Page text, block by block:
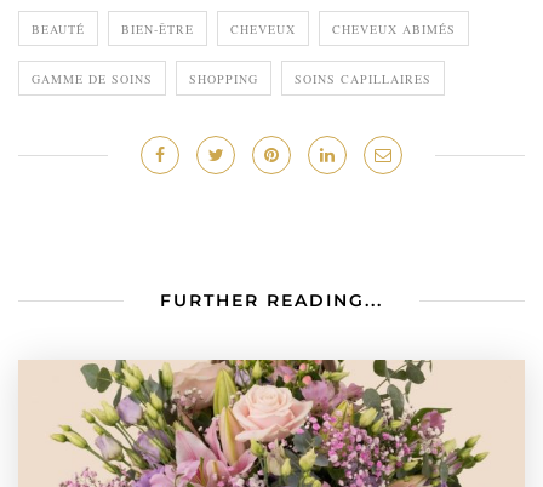
BEAUTÉ BIEN-ÊTRE CHEVEUX CHEVEUX ABIMÉS
GAMME DE SOINS SHOPPING SOINS CAPILLAIRES
FURTHER READING...